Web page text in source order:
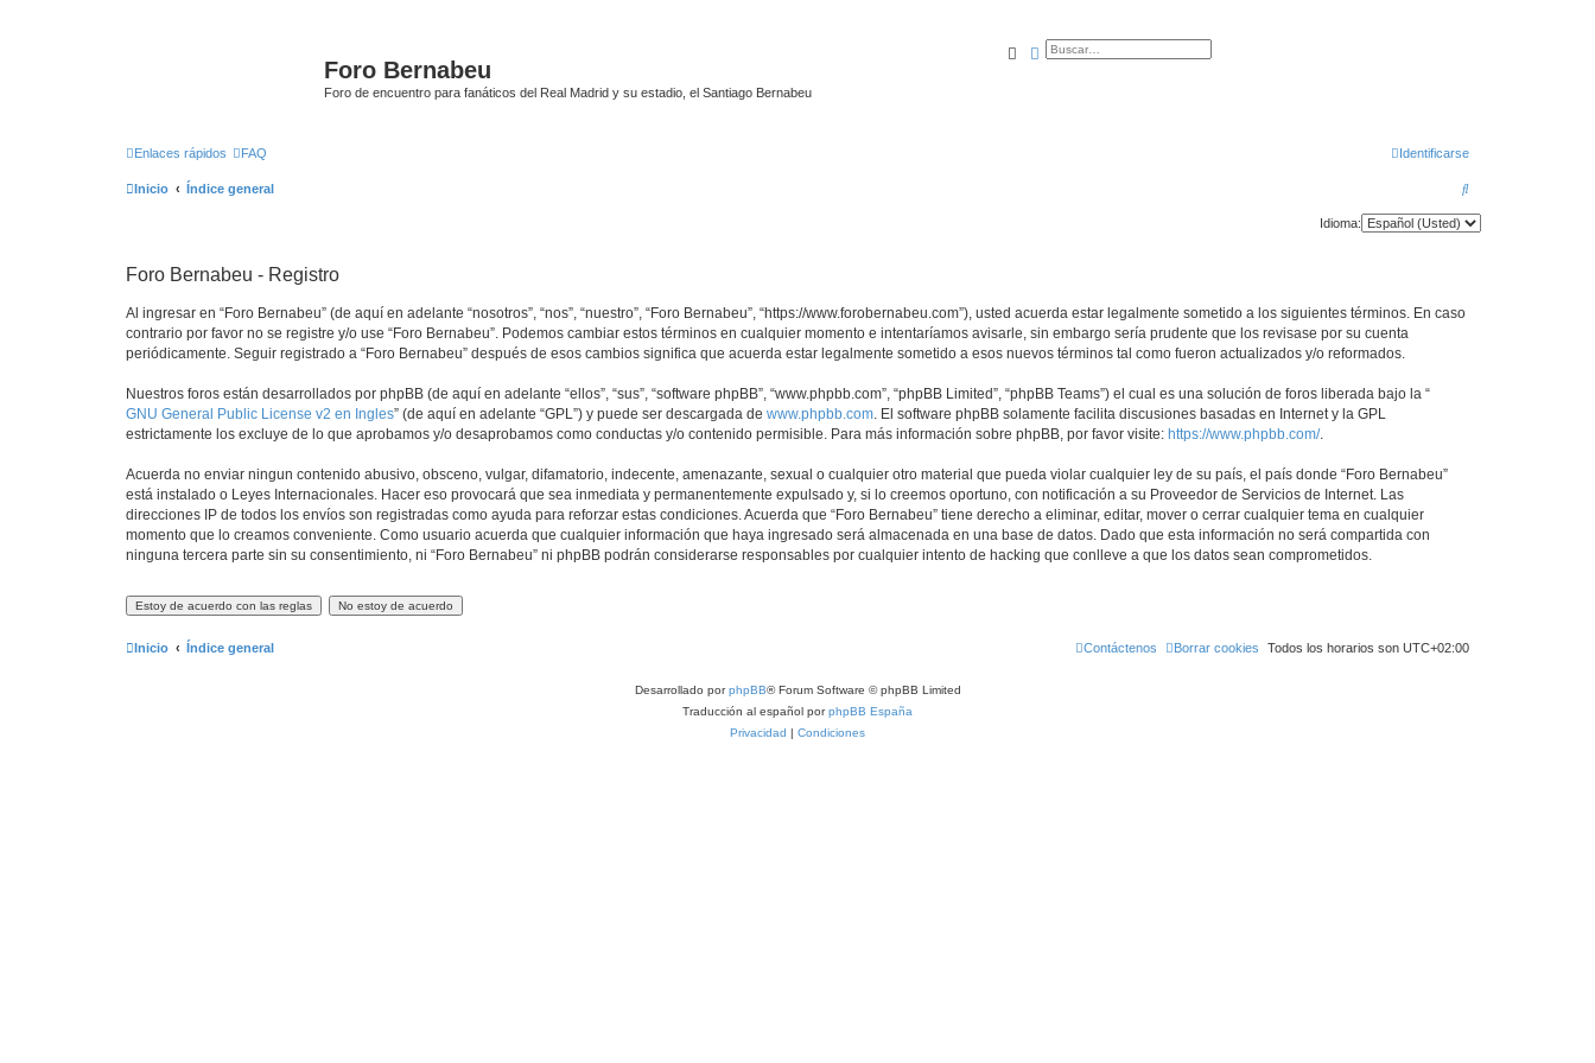
Foro Bernabeu
Foro de encuentro para fanáticos del Real Madrid y su estadio, el Santiago Bernabeu
BuscarBúsqueda avanzada
Enlaces rápidos FAQ Identificarse
Inicio Índice general
B
u
Idioma:
Foro Bernabeu - Registro
Al ingresar en “Foro Bernabeu” (de aquí en adelante “nosotros”, “nos”, “nuestro”, “Foro Bernabeu”, “https://www.forobernabeu.com”), usted acuerda estar legalmente sometido a los siguientes términos. En caso
contrario por favor no se registre y/o use “Foro Bernabeu”. Podemos cambiar estos términos en cualquier momento e intentaríamos avisarle, sin embargo sería prudente que los revisase por su cuenta
periódicamente. Seguir registrado a “Foro Bernabeu” después de esos cambios significa que acuerda estar legalmente sometido a esos nuevos términos tal como fueron actualizados y/o reformados.
Nuestros foros están desarrollados por phpBB (de aquí en adelante “ellos”, “sus”, “software phpBB”, “www.phpbb.com”, “phpBB Limited”, “phpBB Teams”) el cual es una solución de foros liberada bajo la “
GNU General Public License v2 en Ingles” (de aquí en adelante “GPL”) y puede ser descargada de www.phpbb.com. El software phpBB solamente facilita discusiones basadas en Internet y la GPL
estrictamente los excluye de lo que aprobamos y/o desaprobamos como conductas y/o contenido permisible. Para más información sobre phpBB, por favor visite: https://www.phpbb.com/.
Acuerda no enviar ningun contenido abusivo, obsceno, vulgar, difamatorio, indecente, amenazante, sexual o cualquier otro material que pueda violar cualquier ley de su país, el país donde “Foro Bernabeu”
está instalado o Leyes Internacionales. Hacer eso provocará que sea inmediata y permanentemente expulsado y, si lo creemos oportuno, con notificación a su Proveedor de Servicios de Internet. Las
direcciones IP de todos los envíos son registradas como ayuda para reforzar estas condiciones. Acuerda que “Foro Bernabeu” tiene derecho a eliminar, editar, mover o cerrar cualquier tema en cualquier
momento que lo creamos conveniente. Como usuario acuerda que cualquier información que haya ingresado será almacenada en una base de datos. Dado que esta información no será compartida con
ninguna tercera parte sin su consentimiento, ni “Foro Bernabeu” ni phpBB podrán considerarse responsables por cualquier intento de hacking que conlleve a que los datos sean comprometidos.
Inicio Índice general Todos los horarios son UTC+02:00
Borrar cookies
Contáctenos
Desarrollado porphpBB® Forum Software © phpBB Limited
Traducción al español porphpBB España
Privacidad | Condiciones